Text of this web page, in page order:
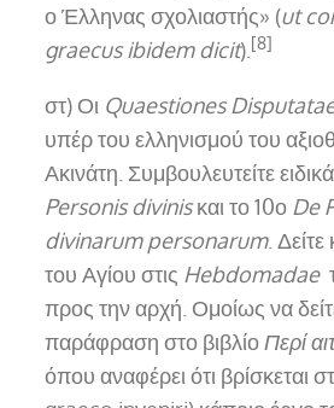
ο Έλληνας σχολιαστής» (ut
graecus ibidem dicit). [8]
στ) Οι Quaestiones
υπέρ του ελληνισμού του
Ακινάτη. Συμβουλευτείτε
Personis divinisκαι το 10ο De
divinarum personarum.
του Αγίου στις Hebdomadae
προς την αρχή. Ομοίως να
παράφραση στο βιβλίο Περί
όπου αναφέρει ότι βρίσκεται